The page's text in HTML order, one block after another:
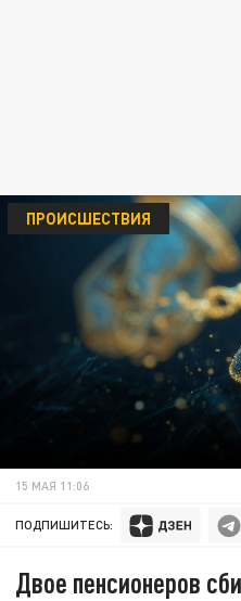
ПРОИСШЕСТВИЯ
15 МАЯ 11:06
ПОДПИШИТЕСЬ:
Двое пенсионеров